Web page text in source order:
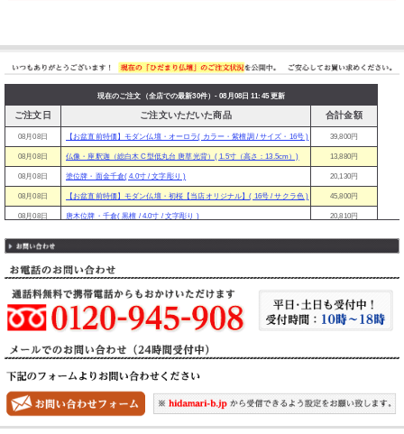
現在のご注文（全店での最新30件）- 08月08日 11:45 更新
ご注文日 ご注文いただいた商品 合計金額
08月08日 【お盆直前特価】モダン仏壇・オーロラ( カラー・紫檀調 / サイズ・16号 ) 39,800円
08月08日 仏像・座釈迦（総白木 C型低丸台 唐草光背）( 1.5寸（高さ：13.5cm）) 13,880円
08月08日 塗位牌・面金千倉( 4.0寸 / 文字彫り ) 20,130円
08月08日 【お盆直前特価】モダン仏壇・初桜【当店オリジナル】( 16号 / サクラ色 ) 45,800円
08月08日 唐木位牌・千倉( 黒檀 / 4.0寸 / 文字彫り ) 20,810円
08月08日 塗位牌・勝美( 4.0寸 / 文字彫り ) 11,310円
08月08日 塗位牌・葵角切( 3.5寸 / 文字彫り ) 11,910円
08月08日 【お盆直前特価】モダン仏壇・オーロラ( カラー・黒檀調 / サイズ・18号 )
08月08日 塗位牌・勝美( 3.5寸 / 文字彫り ) 11,000円
08月07日 モダン位牌・純面粉 かなで【もみじ】( 3.5寸 / 文字彫り ) 27,300円
08月07日 塗位牌・蓮華付春日( 4.0寸 / 文字彫り )
08月07日 塗位牌・上等猫丸( 4.0寸 / 文字彫り ) 23,080円
08月07日 【お盆直前特価】モダン仏壇・初桜【当店オリジナル】( 18号 / サクラ色 ) 53,800円